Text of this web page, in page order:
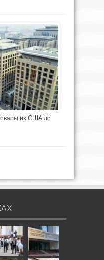
из США до